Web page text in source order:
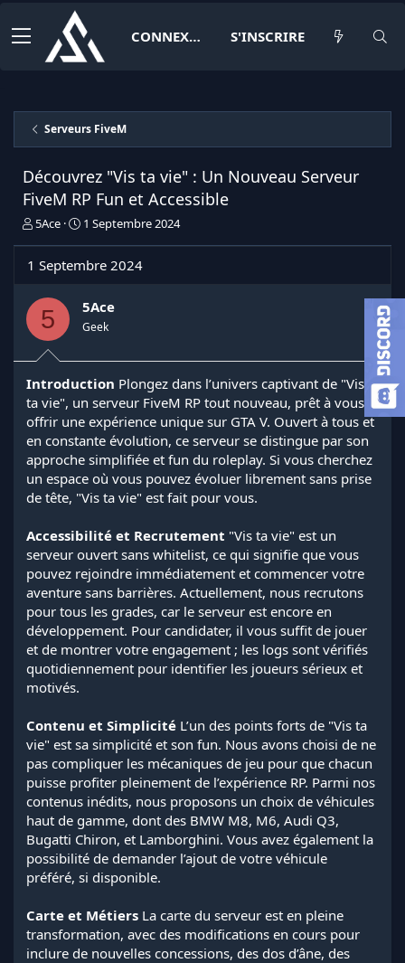
CONNEXION S'INSCRIRE
Serveurs FiveM
Découvrez "Vis ta vie" : Un Nouveau Serveur
FiveM RP Fun et Accessible
I
a
e
u
d
e
l
d
i
s
c
s
i
o
n
5Ace
D
e
e
d
é
t
1 Septembre 2024
1 Septembre 2024
5 5Ace
Geek
Introduction Plongez dans l’univers captivant de "Vis
ta vie", un serveur FiveM RP tout nouveau, prêt à vous
offrir une expérience unique sur GTA V. Ouvert à tous et
en constante évolution, ce serveur se distingue par son
approche simplifiée et fun du roleplay. Si vous cherchez
un espace où vous pouvez évoluer librement sans prise
de tête, "Vis ta vie" est fait pour vous.
Accessibilité et Recrutement "Vis ta vie" est un
serveur ouvert sans whitelist, ce qui signifie que vous
pouvez rejoindre immédiatement et commencer votre
aventure sans barrières. Actuellement, nous recrutons
pour tous les grades, car le serveur est encore en
développement. Pour candidater, il vous suffit de jouer
et de montrer votre engagement ; les logs sont vérifiés
quotidiennement pour identifier les joueurs sérieux et
motivés.
Contenu et Simplicité L’un des points forts de "Vis ta
vie" est sa simplicité et son fun. Nous avons choisi de ne
pas compliquer les mécaniques de jeu pour que chacun
puisse profiter pleinement de l’expérience RP. Parmi nos
contenus inédits, nous proposons un choix de véhicules
haut de gamme, dont des BMW M8, M6, Audi Q3,
Bugatti Chiron, et Lamborghini. Vous avez également la
possibilité de demander l’ajout de votre véhicule
préféré, si disponible.
Carte et Métiers La carte du serveur est en pleine
transformation, avec des modifications en cours pour
inclure de nouvelles concessions, des dos d’âne, des